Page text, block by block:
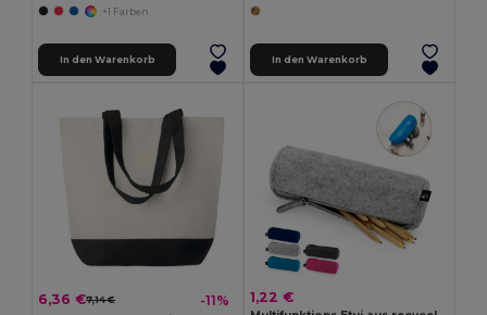
+1 Farben
In den Warenkorb In den Warenkorb
6,36 €7,14 € -11% 1,22 €